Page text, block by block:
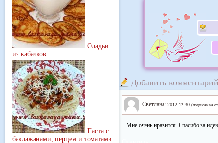
Оладьи
из кабачков
Паста с
баклажанами, перцем и томатами
Добавить комментарий
Светлана: 2012-12-30 (подписан на
Мне очень нравится. Спасибо за